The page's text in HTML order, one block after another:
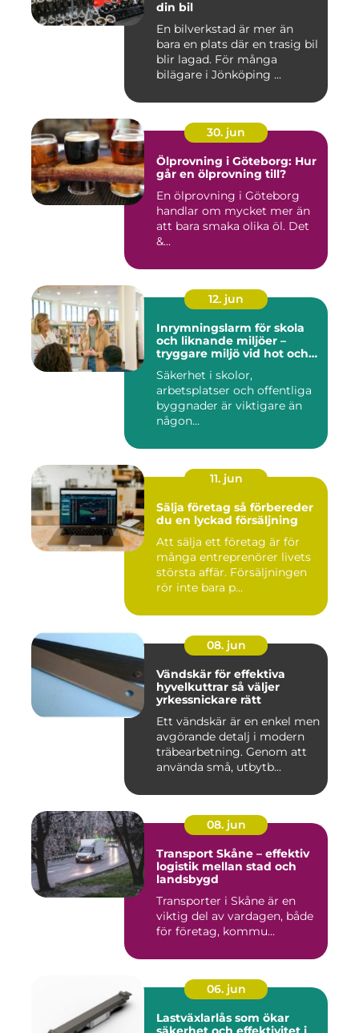
din bil
En bilverkstad är mer än
bara en plats där en trasig bil
blir lagad. För många
bilägare i Jönköping ...
30. jun
Ölprovning i Göteborg: Hur
går en ölprovning till?
En ölprovning i Göteborg
handlar om mycket mer än
att bara smaka olika öl. Det
&...
12. jun
Inrymningslarm för skola
och liknande miljöer –
tryggare miljö vid hot och
Säkerhet i skolor,
arbetsplatser och offentliga
byggnader är viktigare än
någon...
11. jun
Sälja företag så förbereder
du en lyckad försäljning
Att sälja ett företag är för
många entreprenörer livets
största affär. Försäljningen
rör inte bara p...
08. jun
Vändskär för effektiva
hyvelkuttrar så väljer
yrkessnickare rätt
Ett vändskär är en enkel men
avgörande detalj i modern
träbearbetning. Genom att
använda små, utbytb...
08. jun
Transport Skåne – effektiv
logistik mellan stad och
landsbygd
Transporter i Skåne är en
viktig del av vardagen, både
för företag, kommu...
06. jun
Lastväxlarlås som ökar